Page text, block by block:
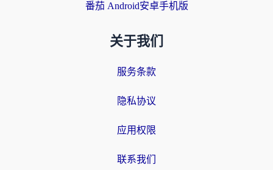
番茄 Android安卓手机版
关于我们
服务条款
隐私协议
应用权限
联系我们